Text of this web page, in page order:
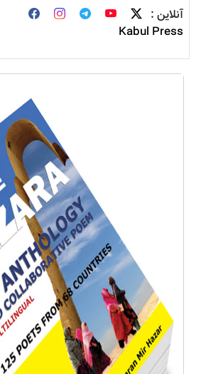
آنلاین :
Kabul Press